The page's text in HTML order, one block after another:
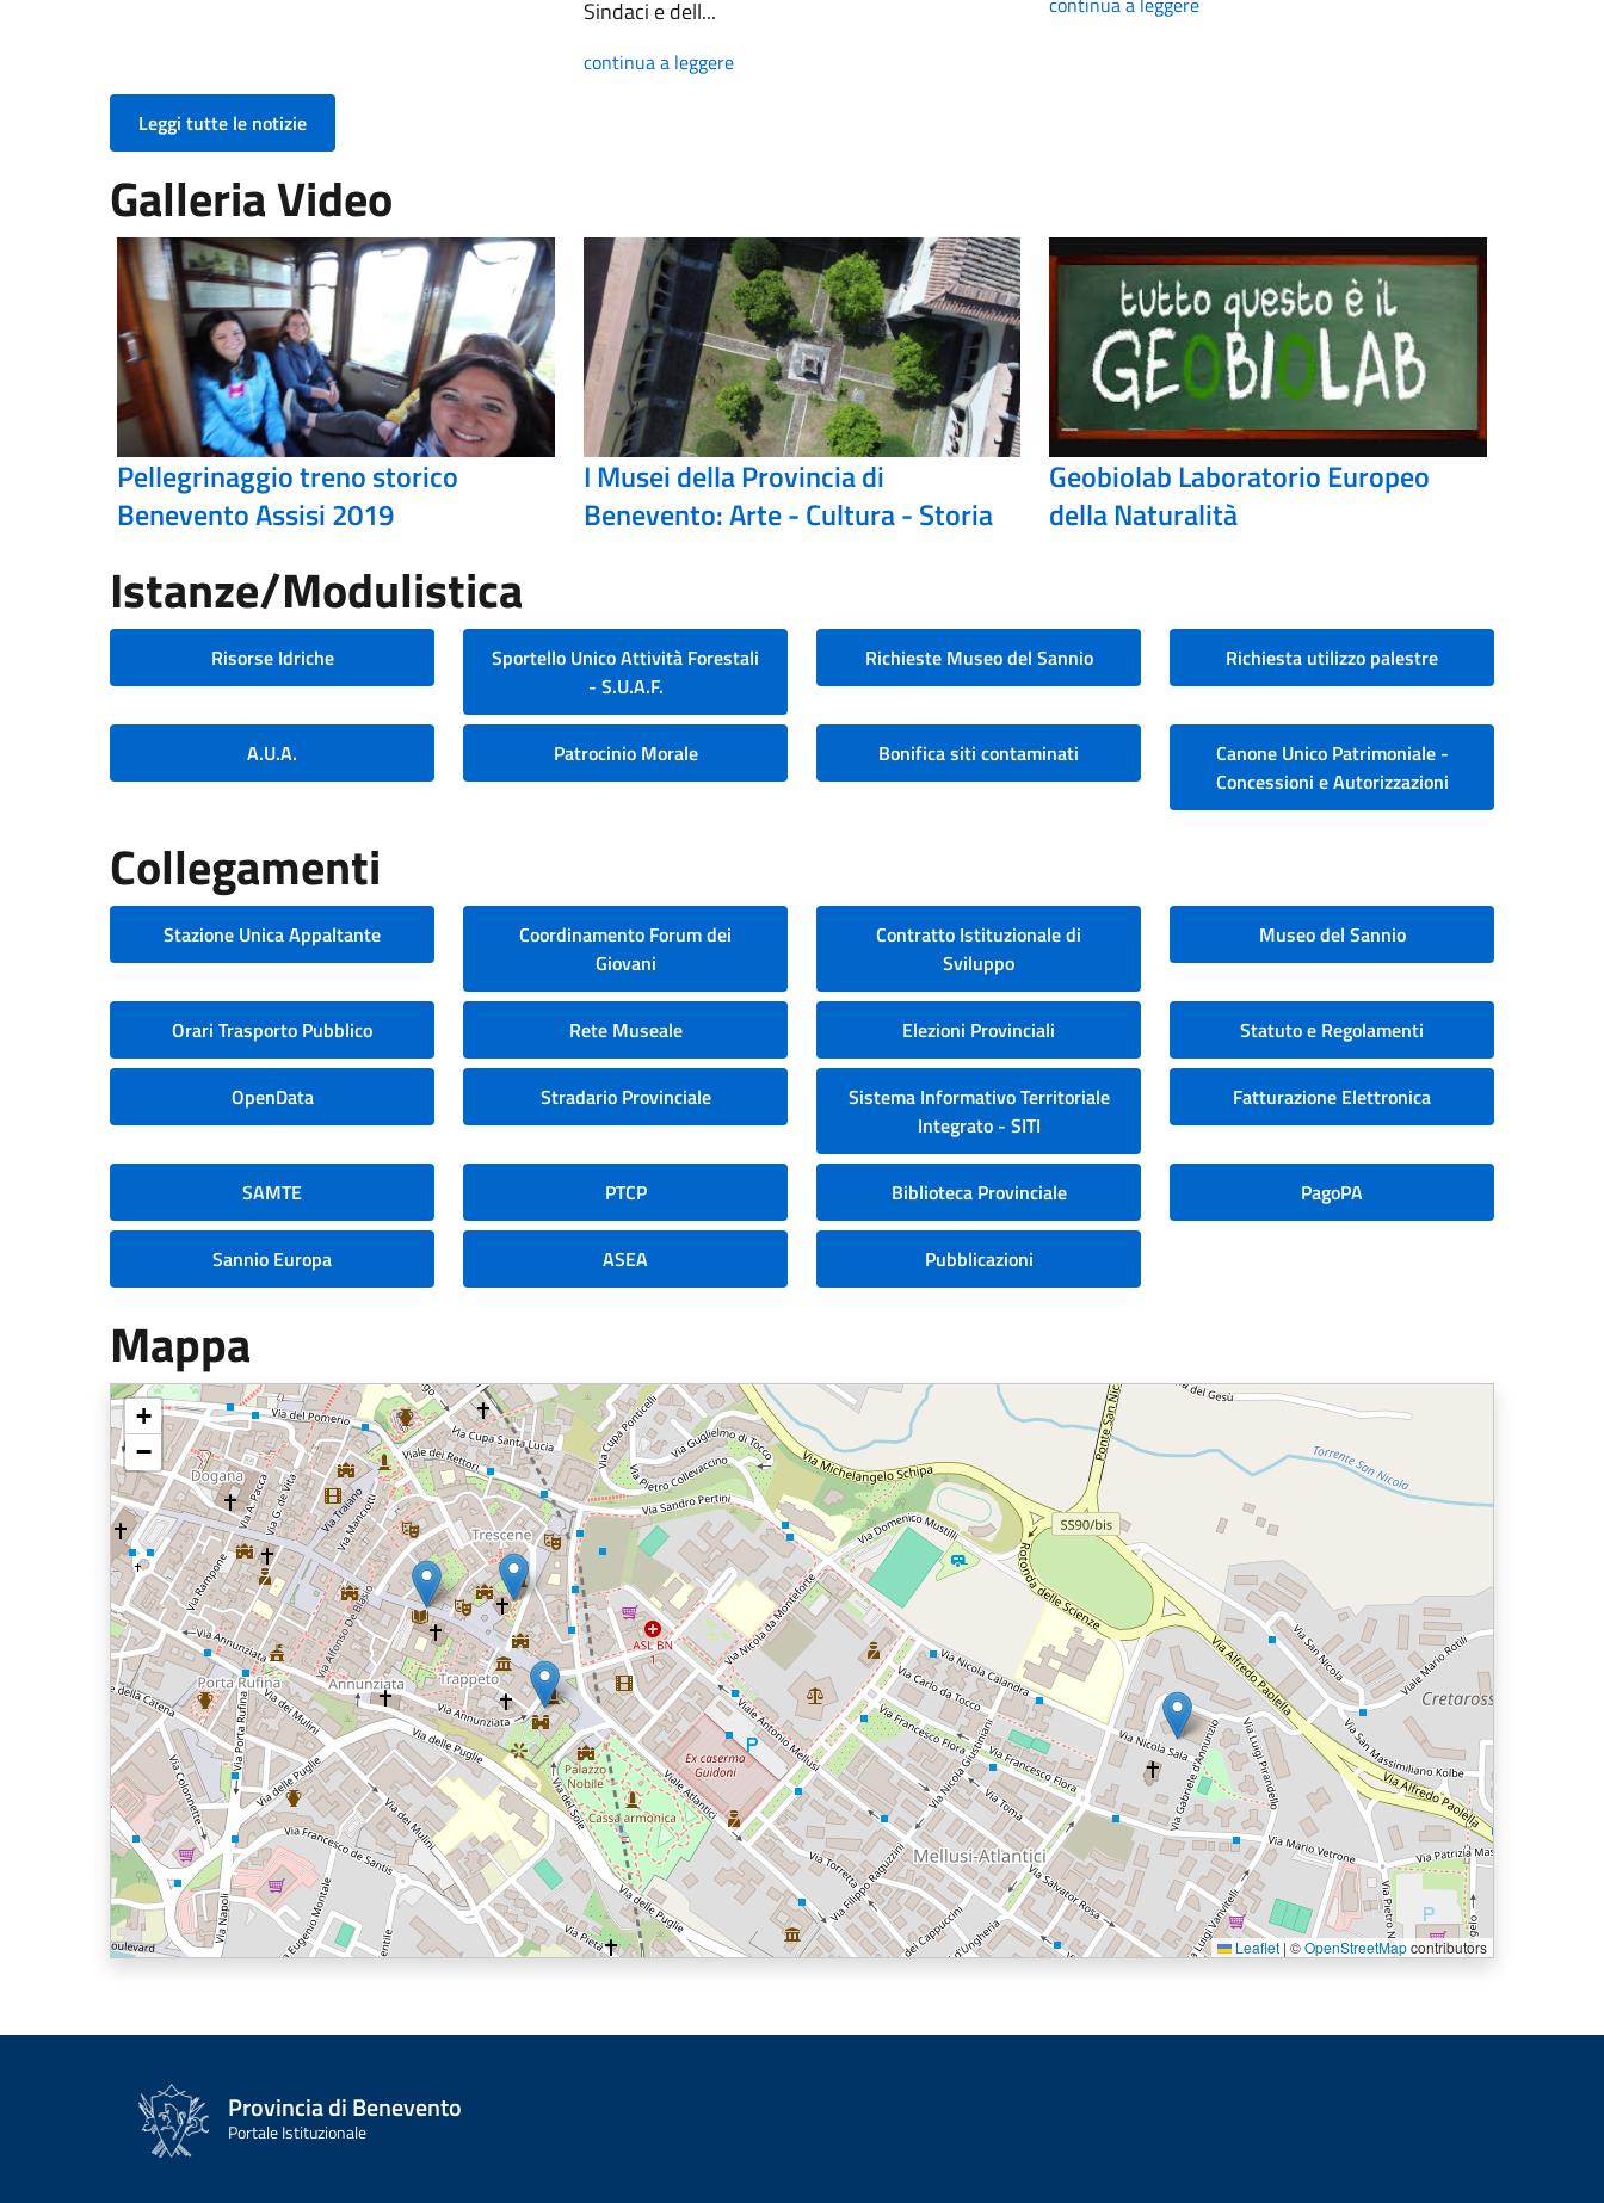
Sindaci e dell...
continua a leggere
Leggi tutte le notizie
Galleria Video
Pellegrinaggio treno storico
Benevento Assisi 2019
I Musei della Provincia di
Benevento: Arte - Cultura - Storia
Geobiolab Laboratorio Europeo
della Naturalità
Istanze/Modulistica
Risorse Idriche
Sportello Unico Attività Forestali
- S.U.A.F.
Richieste Museo del Sannio Richiesta utilizzo palestre
A.U.A. Patrocinio Morale Bonifica siti contaminati
Canone Unico Patrimoniale -
Concessioni e Autorizzazioni
Collegamenti
Stazione Unica Appaltante
Coordinamento Forum dei
Giovani
Contratto Istituzionale di
Sviluppo
Museo del Sannio
Orari Trasporto Pubblico Rete Museale Elezioni Provinciali Statuto e Regolamenti
OpenData Stradario Provinciale
Sistema Informativo Territoriale
Integrato - SITI
Fatturazione Elettronica
SAMTE PTCP Biblioteca Provinciale PagoPA
Sannio Europa ASEA Pubblicazioni
Mappa
+
−
Leaflet | ©OpenStreetMapcontributors
Provincia di Benevento
Portale Istituzionale